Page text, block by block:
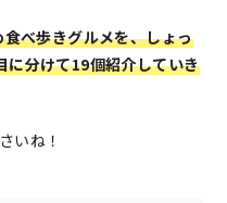
べ歩きグルメを、しょっ
に分けて19個紹介していき
いね！